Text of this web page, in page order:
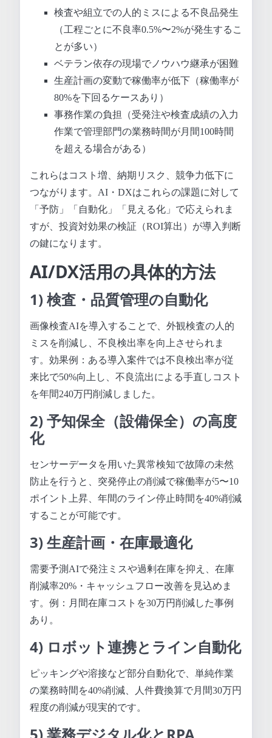
検査や組立での人的ミスによる不良品発生
（工程ごとに不良率0.5%〜2%が発生するこ
とが多い）
ベテラン依存の現場でノウハウ継承が困難
生産計画の変動で稼働率が低下（稼働率が
80%を下回るケースあり）
事務作業の負担（受発注や検査成績の入力
作業で管理部門の業務時間が月間100時間
を超える場合がある）
これらはコスト増、納期リスク、競争力低下に
つながります。AI・DXはこれらの課題に対して
「予防」「自動化」「見える化」で応えられま
すが、投資対効果の検証（ROI算出）が導入判断
の鍵になります。
AI/DX活用の具体的方法
1) 検査・品質管理の自動化
画像検査AIを導入することで、外観検査の人的
ミスを削減し、不良検出率を向上させられま
す。効果例：ある導入案件では不良検出率が従
来比で50%向上し、不良流出による手直しコスト
を年間240万円削減しました。
2) 予知保全（設備保全）の高度
化
センサーデータを用いた異常検知で故障の未然
防止を行うと、突発停止の削減で稼働率が5〜10
ポイント上昇、年間のライン停止時間を40%削減
することが可能です。
3) 生産計画・在庫最適化
需要予測AIで発注ミスや過剰在庫を抑え、在庫
削減率20%・キャッシュフロー改善を見込めま
す。例：月間在庫コストを30万円削減した事例
あり。
4) ロボット連携とライン自動化
ピッキングや溶接など部分自動化で、単純作業
の業務時間を40%削減、人件費換算で月間30万円
程度の削減が現実的です。